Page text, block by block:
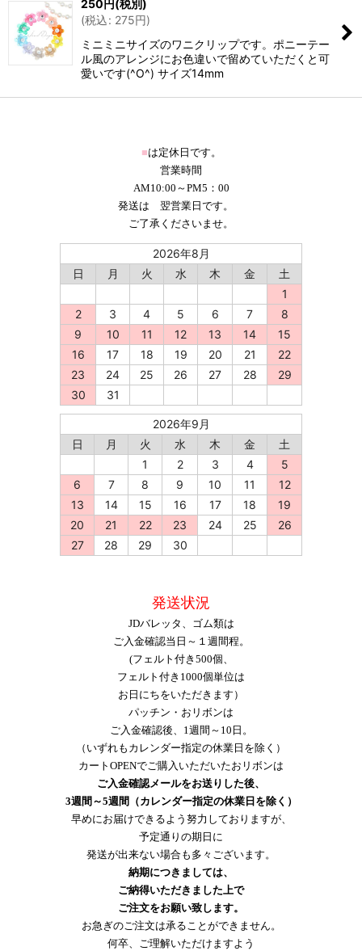
250 円(税別)
(税込: 275円)
ミニミニサイズのワニクリップです。ポニーテー
ル風のアレンジにお色違いで留めていただくと可
愛いです(^O^) サイズ14mm
■は定休日です。
営業時間
AM10:00～PM5：00
発送は 翌営業日です。
ご了承くださいませ。
2026年8月
日
月 火 水 木 金
土
1
2
3 4 5 6 7
8
9
10 11 12 13 14
15
16
17 18 19 20 21
22
23
24 25 26 27 28
29
30
31
2026年9月
日
月 火 水 木 金
土
1
2 3 4
5
6
7 8 9 10 11
12
13
14 15 16 17 18
19
20
21 22 23 24 25
26
27
28 29 30
発送状況
JDバレッタ、ゴム類は
ご入金確認当日～１週間程。
(フェルト付き500個、
フェルト付き1000個単位は
お日にちをいただきます）
パッチン・おリボンは
ご入金確認後、1週間～10日。
（いずれもカレンダー指定の休業日を除く）
カートOPENでご購入いただいたおリボンは
ご入金確認メールをお送りした後、
3週間～5週間（カレンダー指定の休業日を除く）
早めにお届けできるよう努力しておりますが、
予定通りの期日に
発送が出来ない場合も多々ございます。
納期につきましては、
ご納得いただきました上で
ご注文をお願い致します。
お急ぎのご注文は承ることができません。
何卒、ご理解いただけますよう